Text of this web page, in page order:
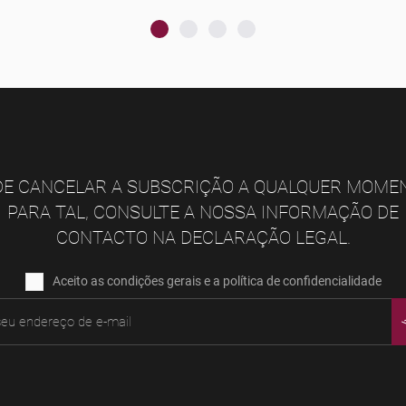
CANCELAR A SUBSCRIÇÃO A QUALQUER
PARA TAL, CONSULTE A NOSSA INFORMAÇÃO DE
CONTACTO NA DECLARAÇÃO LEGAL.
Aceito as condições gerais e a política de confidencialidade